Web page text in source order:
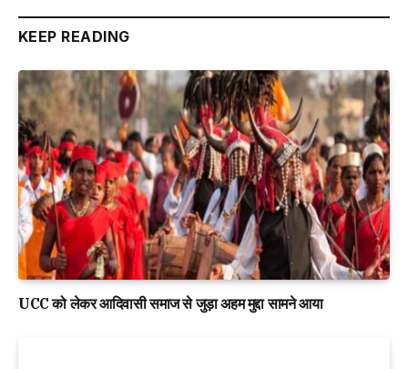
KEEP READING
UCC को लेकर आदिवासी समाज से जुड़ा अहम मुद्दा सामने आया